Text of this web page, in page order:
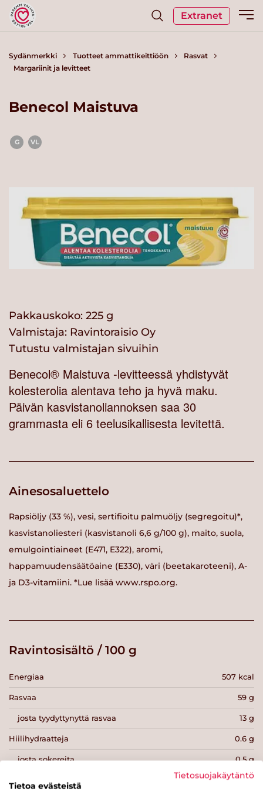
Extranet
Sydänmerkki Tuotteet ammattikeittiöön
Rasvat
Margariinit ja levitteet
Benecol Maistuva
G VL
Pakkauskoko: 225 g
Valmistaja: Ravintoraisio Oy
Tutustu valmistajan sivuihin
Benecol® Maistuva -levitteessä yhdistyvät
kolesterolia alentava teho ja hyvä maku.
Päivän kasvistanoliannoksen saa 30
grammasta eli 6 teelusikallisesta levitettä.
Ainesosaluettelo
Rapsiöljy (33 %), vesi, sertifioitu palmuöljy (segregoitu)*,
kasvistanoliesteri (kasvistanoli 6,6 g/100 g), maito, suola,
emulgointiaineet (E471, E322), aromi,
happamuudensäätöaine (E330), väri (beetakaroteeni), A-
ja D3-vitamiini. *Lue lisää www.rspo.org.
Ravintosisältö / 100 g
Energiaa 507 kcal
Rasvaa 59 g
josta tyydyttynyttä rasvaa 13 g
Hiilihydraatteja 0.6 g
josta sokereita 0.5 g
0 g
Tietosuojakäytäntö
Tietoa evästeistä